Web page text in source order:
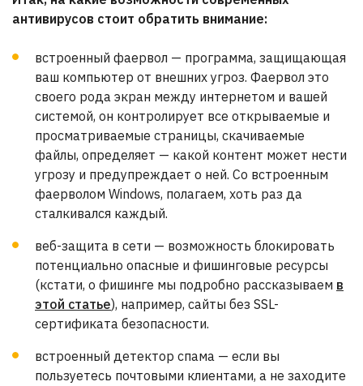
антивирусов стоит обратить внимание:
встроенный фаервол — программа, защищающая
ваш компьютер от внешних угроз. Фаервол это
своего рода экран между интернетом и вашей
системой, он контролирует все открываемые и
просматриваемые страницы, скачиваемые
файлы, определяет — какой контент может нести
угрозу и предупреждает о ней. Со встроенным
фаерволом Windows, полагаем, хоть раз да
сталкивался каждый.
веб-защита в сети — возможность блокировать
потенциально опасные и фишинговые ресурсы
(кстати, о фишинге мы подробно рассказываем в
этой статье), например, сайты без SSL-
сертификата безопасности.
встроенный детектор спама — если вы
пользуетесь почтовыми клиентами, а не заходите